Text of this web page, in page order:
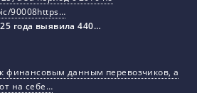
90008https…
года выявила 440…
финансовым данным перевозчиков, а
на себе…